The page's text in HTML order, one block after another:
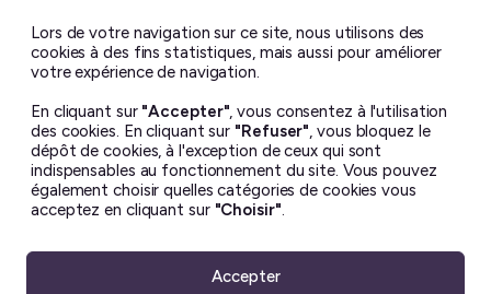
Lors de votre navigation sur ce site, nous utilisons des
cookies à des fins statistiques, mais aussi pour améliorer
votre expérience de navigation.
En cliquant sur "Accepter", vous consentez à l'utilisation
des cookies. En cliquant sur "Refuser", vous bloquez le
dépôt de cookies, à l'exception de ceux qui sont
indispensables au fonctionnement du site. Vous pouvez
également choisir quelles catégories de cookies vous
acceptez en cliquant sur "Choisir".
Accepter